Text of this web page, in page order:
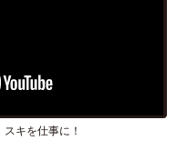
キを仕事に！